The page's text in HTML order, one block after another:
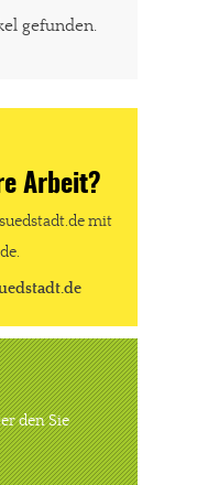
gefunden.
Arbeit?
mit
den Sie